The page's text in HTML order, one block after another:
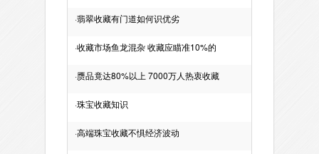
·翡翠收藏有门道如何识优劣
·收藏市场鱼龙混杂 收藏应瞄准10%的
·赝品竟达80%以上 7000万人热衷收藏
·珠宝收藏知识
·高端珠宝收藏不惧经济波动